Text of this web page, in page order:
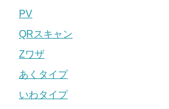
PV
QRスキャン
Zワザ
あくタイプ
いわタイプ